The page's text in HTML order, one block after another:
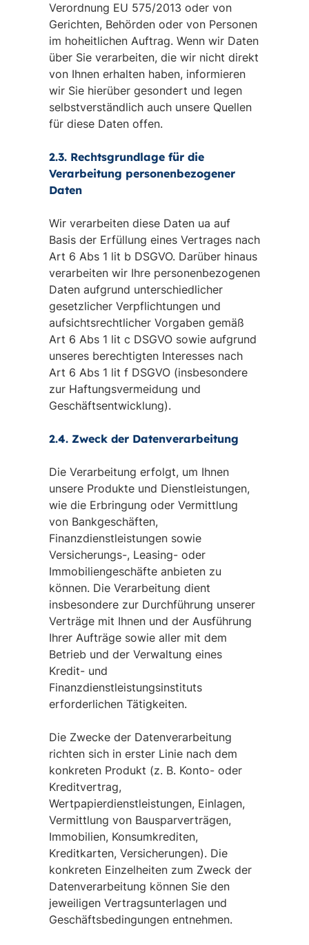
Verordnung EU 575/2013 oder von
Gerichten, Behörden oder von Personen
im hoheitlichen Auftrag. Wenn wir Daten
über Sie verarbeiten, die wir nicht direkt
von Ihnen erhalten haben, informieren
wir Sie hierüber gesondert und legen
selbstverständlich auch unsere Quellen
für diese Daten offen.
2.3. Rechtsgrundlage für die
Verarbeitung personenbezogener
Daten
Wir verarbeiten diese Daten ua auf
Basis der Erfüllung eines Vertrages nach
Art 6 Abs 1 lit b DSGVO. Darüber hinaus
verarbeiten wir Ihre personenbezogenen
Daten aufgrund unterschiedlicher
gesetzlicher Verpflichtungen und
aufsichtsrechtlicher Vorgaben gemäß
Art 6 Abs 1 lit c DSGVO sowie aufgrund
unseres berechtigten Interesses nach
Art 6 Abs 1 lit f DSGVO (insbesondere
zur Haftungsvermeidung und
Geschäftsentwicklung).
2.4. Zweck der Datenverarbeitung
Die Verarbeitung erfolgt, um Ihnen
unsere Produkte und Dienstleistungen,
wie die Erbringung oder Vermittlung
von Bankgeschäften,
Finanzdienstleistungen sowie
Versicherungs-, Leasing- oder
Immobiliengeschäfte anbieten zu
können. Die Verarbeitung dient
insbesondere zur Durchführung unserer
Verträge mit Ihnen und der Ausführung
Ihrer Aufträge sowie aller mit dem
Betrieb und der Verwaltung eines
Kredit- und
Finanzdienstleistungsinstituts
erforderlichen Tätigkeiten.
Die Zwecke der Datenverarbeitung
richten sich in erster Linie nach dem
konkreten Produkt (z. B. Konto- oder
Kreditvertrag,
Wertpapierdienstleistungen, Einlagen,
Vermittlung von Bausparverträgen,
Immobilien, Konsumkrediten,
Kreditkarten, Versicherungen). Die
konkreten Einzelheiten zum Zweck der
Datenverarbeitung können Sie den
jeweiligen Vertragsunterlagen und
Geschäftsbedingungen entnehmen.